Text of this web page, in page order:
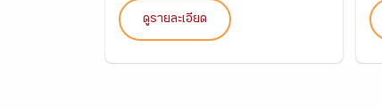
ดูรายละเอียด